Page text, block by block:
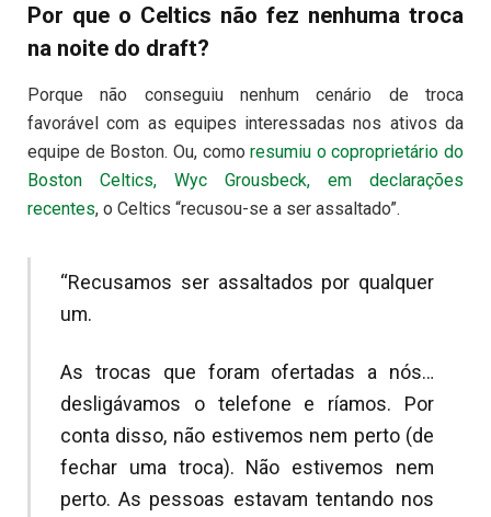
Por que o Celtics não fez nenhuma troca
na noite do draft?
Porque não conseguiu nenhum cenário de troca
favorável com as equipes interessadas nos ativos da
equipe de Boston. Ou, comoresumiu o coproprietário do
Boston Celtics, Wyc Grousbeck, em declarações
recentes, o Celtics “recusou-se a ser assaltado”.
“Recusamos ser assaltados por qualquer
um.
As trocas que foram ofertadas a nós…
desligávamos o telefone e ríamos. Por
conta disso, não estivemos nem perto (de
fechar uma troca). Não estivemos nem
perto. As pessoas estavam tentando nos